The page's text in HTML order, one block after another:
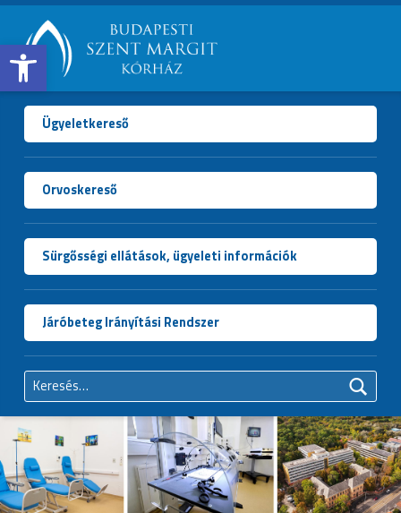
Open toolbar
BUDAPESTI
SZENT
MARGIT
KÓRHÁZ
Ügyeletkereső
Orvoskereső
Sürgősségi ellátások, ügyeleti információk
Járóbeteg Irányítási Rendszer
Keresés: